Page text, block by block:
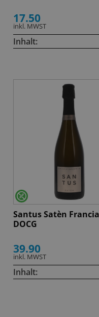
17.50
inkl. MWST
Inhalt:
Santus Satèn
DOCG
39.90
inkl. MWST
Inhalt: